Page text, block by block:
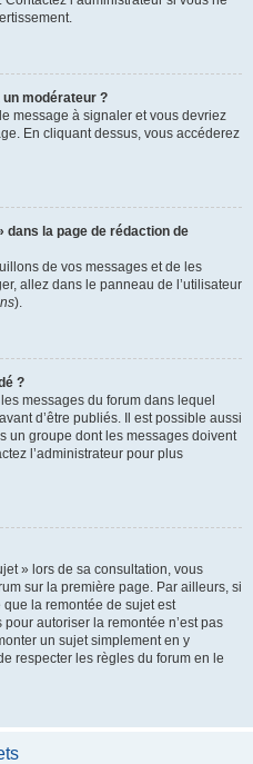
modérateur ?
message à signaler et vous devriez
En cliquant dessus, vous accéderez
dans la page de rédaction de
de vos messages et de les
allez dans le panneau de l’utilisateur
).
?
messages du forum dans lequel
d’être publiés. Il est possible aussi
un groupe dont les messages doivent
l’administrateur pour plus
» lors de sa consultation, vous
sur la première page. Par ailleurs, si
la remontée de sujet est
autoriser la remontée n’est pas
un sujet simplement en y
respecter les règles du forum en le